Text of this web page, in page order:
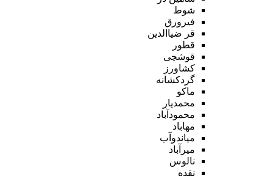
شوط
فیرورق
قر ضیاالدین
قطور
قوشچی
کشاورز
گردکشانه
ماکو
محمدیار
محمودآباد
مهاباد
میاندوآب
میرآباد
نالوس
نقده